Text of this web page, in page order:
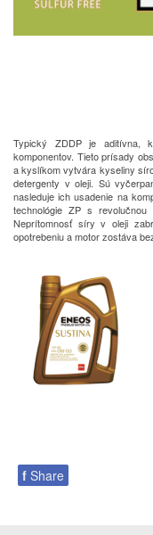
Typický ZDDP je aditívna,
komponentov. Tieto prísady
a kyslíkom vytvára kyseliny
detergenty v oleji. Sú
nasleduje ich usadenie na
technológie ZP s
Neprítomnosť síry v oleji
opotrebeniu a motor zostáva
f Share